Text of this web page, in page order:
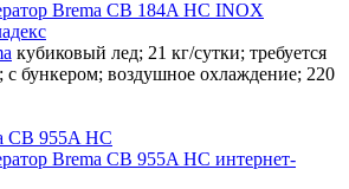
кубиковый лед; 21 кг/сутки; требуется
бункером; воздушное охлаждение; 220
CB 955A HC